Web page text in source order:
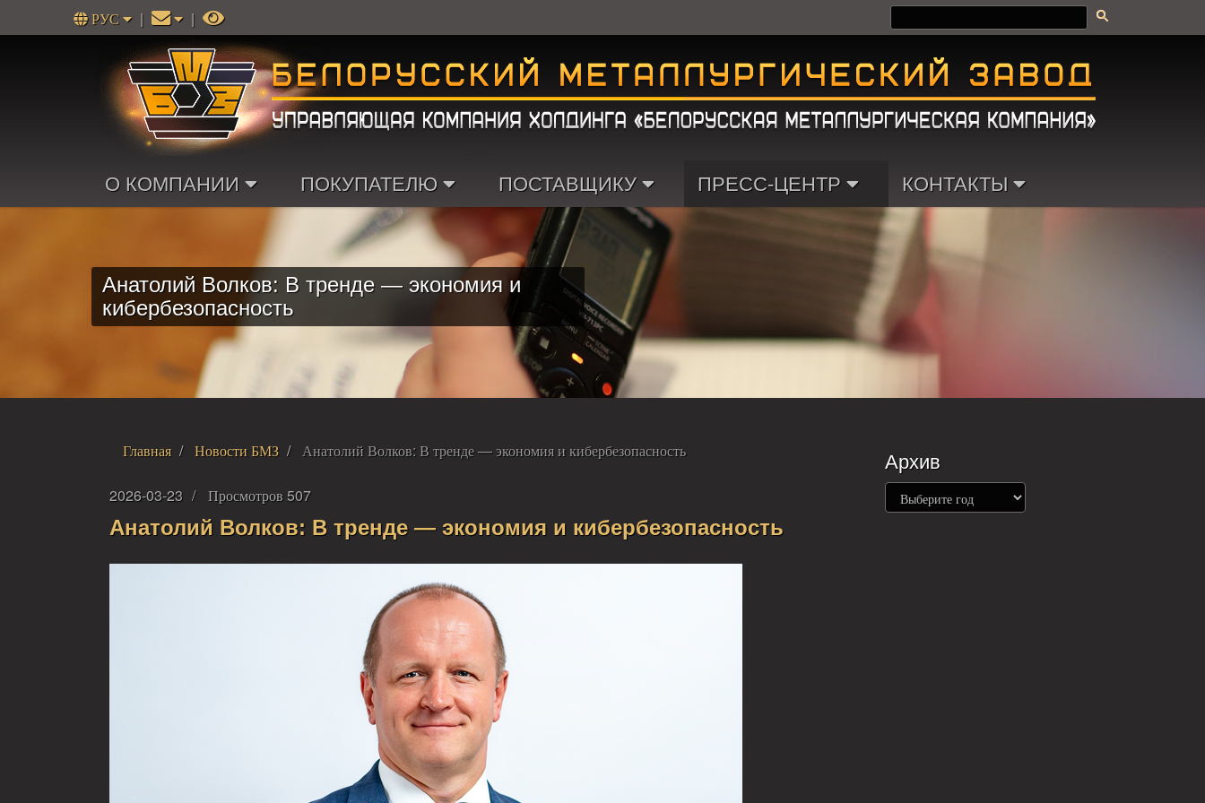
РУС | |
О КОМПАНИИ ПОКУПАТЕЛЮ ПОСТАВЩИКУ ПРЕСС-ЦЕНТР КОНТАКТЫ
Анатолий Волков: В тренде — экономия и
кибербезопасность
Главная Новости БМЗ Анатолий Волков: В тренде — экономия и кибербезопасность
2026-03-23 Просмотров 507
Анатолий Волков: В тренде — экономия и кибербезопасность
Архив